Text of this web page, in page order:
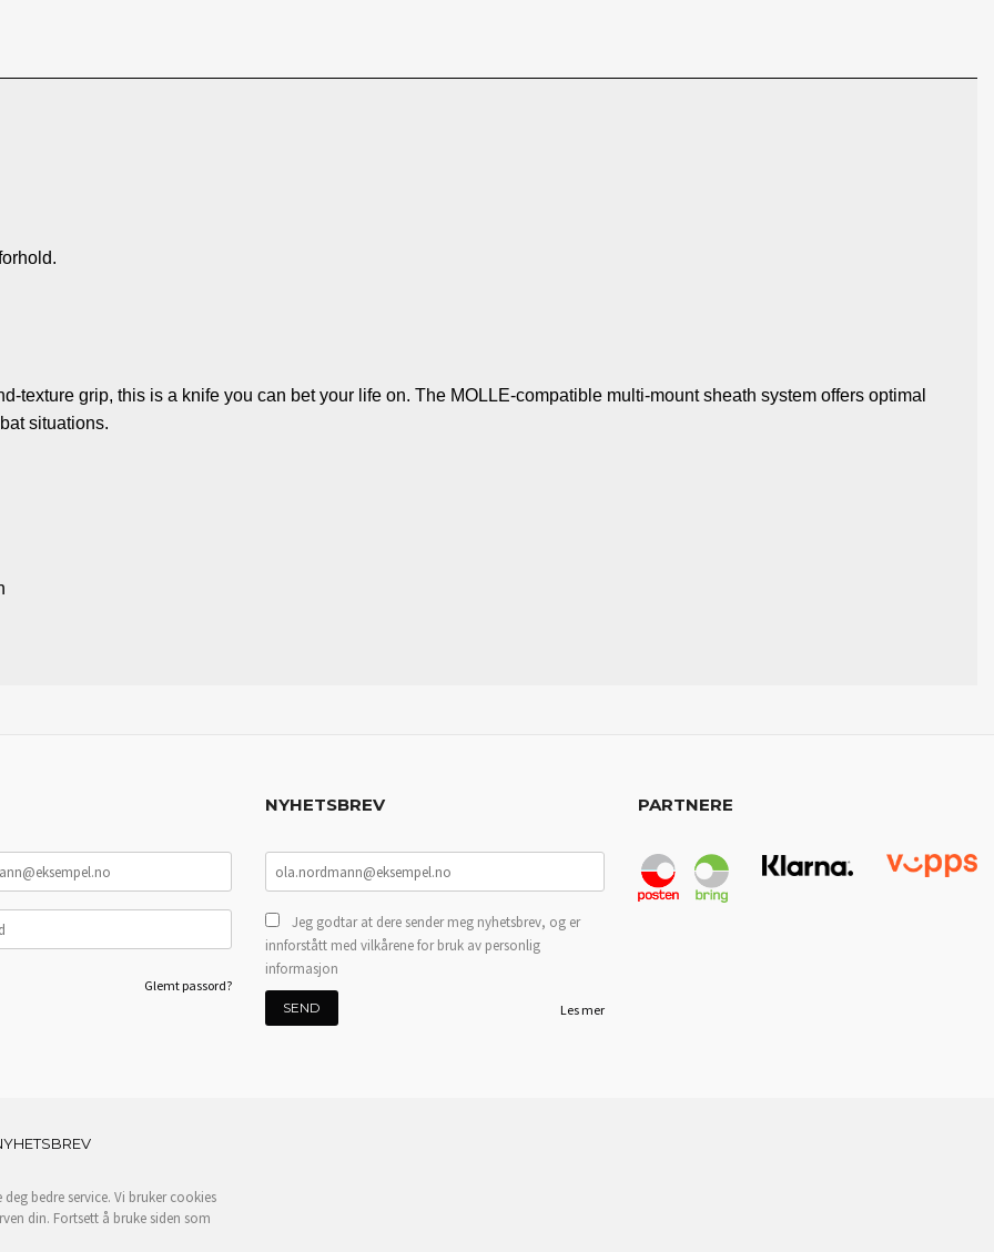
texture grip, this is a knife you can bet your life on. The MOLLE-compatible multi-mount sheath system offers optimal
situations.
Glemt passord?
NYHETSBREV
Jeg godtar at dere sender meg nyhetsbrev, og er
innforstått med vilkårene for bruk av personlig
informasjon
Les mer
PARTNERE
bedre service. Vi bruker cookies
din. Fortsett å bruke siden som